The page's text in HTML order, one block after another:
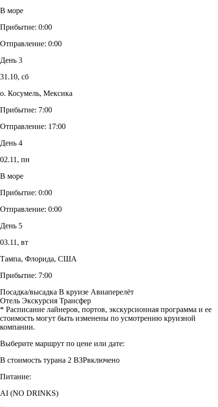
В море
Прибытие: 0:00
Отправление: 0:00
День 3
31.10, сб
о. Косумель, Мексика
Прибытие: 7:00
Отправление: 17:00
День 4
02.11, пн
В море
Прибытие: 0:00
Отправление: 0:00
День 5
03.11, вт
Тампа, Флорида, США
Прибытие: 7:00
Посадка/высадка В круизе Авиаперелёт
Отель Экскурсия Трансфер
* Расписание лайнеров, портов, экскурсионная программа и ее
стоимость могут быть изменены по усмотрению круизной
компании.
Выберите маршрут по цене или дате:
В стоимость турана 2 ВЗРвключено
Питание:
AI (NO DRINKS)